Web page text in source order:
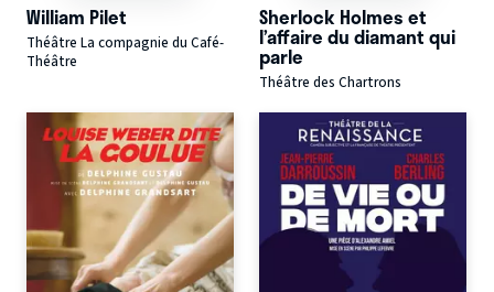
William Pilet
Théâtre La compagnie du Café-
Théâtre
Sherlock Holmes et
l’affaire du diamant qui
parle
Théâtre des Chartrons